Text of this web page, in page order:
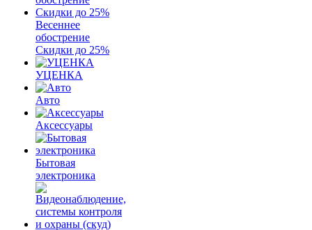
Весеннее
обострение
Скидки до 25%
УЦЕНКА
Авто
Аксессуары
Бытовая
электроника